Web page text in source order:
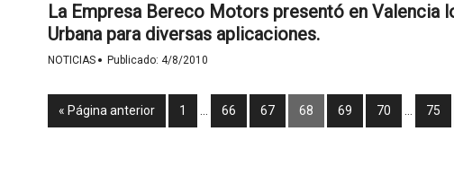
La Empresa Bereco Motors presentó en Valencia
Urbana para diversas aplicaciones.
NOTICIAS · Publicado: 4/8/2010
« Página anterior 1 66 67 68 69 70 75